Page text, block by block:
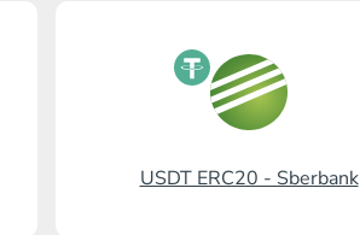
USDT ERC20 - Sberbank